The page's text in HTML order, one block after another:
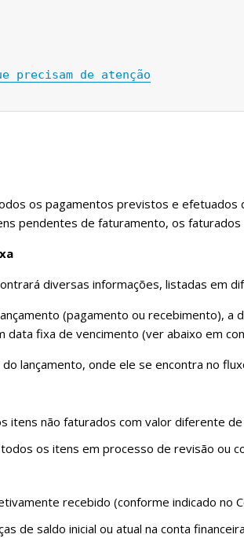
precisam de atenção
os pagamentos previstos e efetuados
pendentes de faturamento, os
diversas informações, listadas em
(pagamento ou recebimento),
data fixa de vencimento (ver abaixo em
lançamento, onde ele se encontra no
itens não faturados com valor diferente de
os itens em processo de revisão ou
recebido (conforme indicado no
de saldo inicial ou atual na conta